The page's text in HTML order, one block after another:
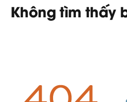
Không tìm thấy